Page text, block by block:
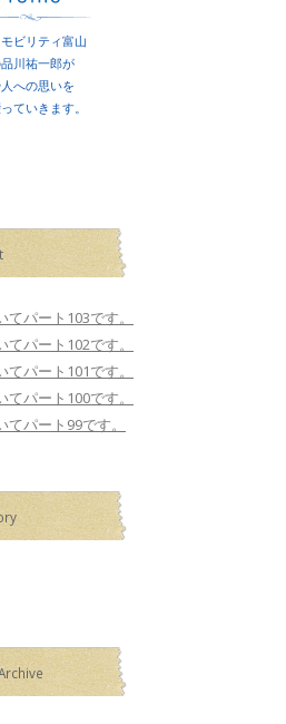
モビリティ富山
川祐一郎が
への思いを
ていきます。
パート103です。
パート102です。
パート101です。
パート100です。
パート99です。